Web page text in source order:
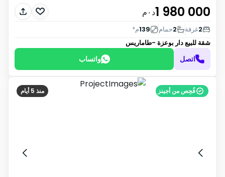
1 980 000د٠م
2غرفة 2حمام 139م²
شقة للبيعدار بوعزة -طاماريس
اتصل واتساب
منذ 5 أيام فُحِص من أجينز